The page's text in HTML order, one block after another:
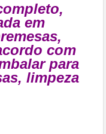
em
com
para
limpeza